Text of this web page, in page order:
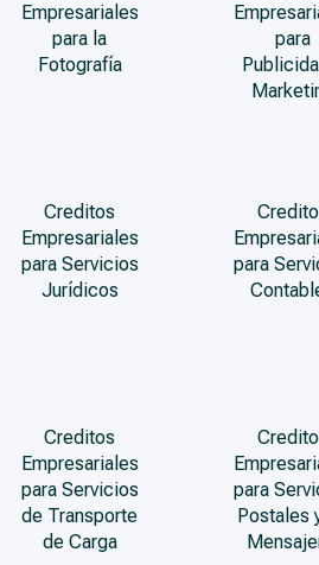
Empresariales
para la
Fotografía
para
Creditos
Empresariales
para Servicios
Jurídicos
para
Creditos
Empresariales
para Servicios
de Transporte
de Carga
para
Postales